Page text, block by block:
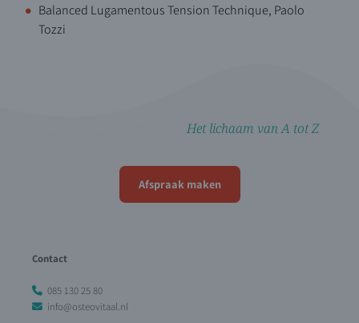
Balanced Lugamentous Tension Technique, Paolo
Tozzi
Het lichaam van A tot Z
Afspraak maken
Contact
085 130 25 80
info@osteovitaal.nl